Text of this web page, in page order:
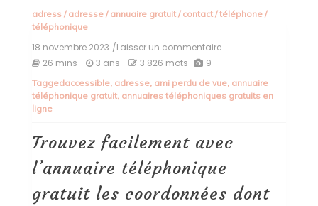
adress/ adresse/ annuaire gratuit/ contact/téléphone/
téléphonique
18 novembre 2023 /Laisser un commentaireon
avec
l’annuaire
coordonnées
vous
avez
besoin
26 mins 3 ans 3 826 mots 9
Taggedaccessible, adresse, ami perdu de vue, annuaire
téléphonique gratuit, annuaires téléphoniques gratuits en
ligne
Trouvez facilement avec
l’annuaire téléphonique
gratuit les coordonnées dont